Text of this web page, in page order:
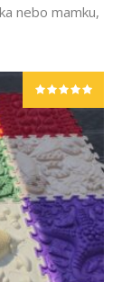
nebo mamku,